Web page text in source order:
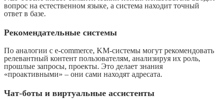
вопрос на естественном языке, а система находит точный
ответ в базе.
Рекомендательные системы
По аналогии с e-commerce, KM-системы могут рекомендовать
релевантный контент пользователям, анализируя их роль,
прошлые запросы, проекты. Это делает знания
«проактивными» – они сами находят адресата.
Чат-боты и виртуальные ассистенты